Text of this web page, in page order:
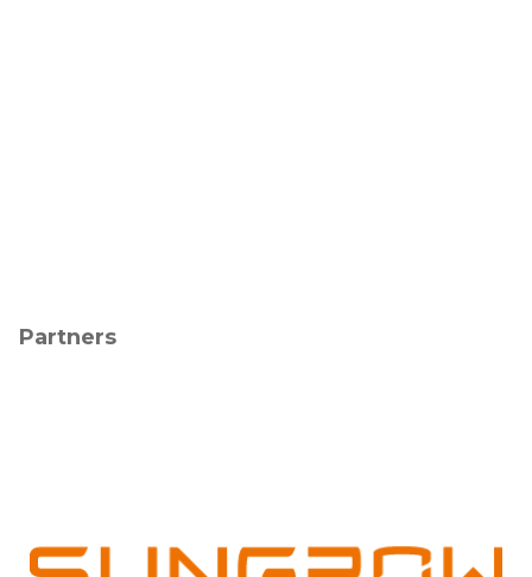
Partners